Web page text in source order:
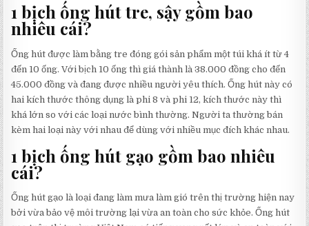
1 bịch ống hút tre, sậy gồm bao
nhiêu cái?
Ống hút được làm bằng tre đóng gói sản phẩm một túi khá ít từ 4
đến 10 ống. Với bịch 10 ống thì giá thành là 38.000 đồng cho đến
45.000 đồng và đang được nhiều người yêu thích. Ống hút này có
hai kích thước thông dụng là phi 8 và phi 12, kích thước này thì
khá lớn so với các loại nước bình thường. Người ta thường bán
kèm hai loại này với nhau để dùng với nhiều mục đích khác nhau.
1 bịch ống hút gạo gồm bao nhiêu
cái?
Ống hút gạo là loại đang làm mưa làm gió trên thị trường hiện nay
bởi vừa bảo vệ môi trường lại vừa an toàn cho sức khỏe. Ống hút